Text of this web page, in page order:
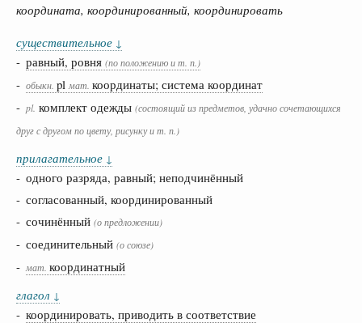
координата, координированный, координировать
существительное ↓
- равный, ровня (по положению и т. п.)
- обыкн. pl мат. координаты; система координат
- pl. комплект одежды (состоящий из предметов, удачно сочетающихся
друг с другом по цвету, рисунку и т. п.)
прилагательное ↓
- одного разряда, равный; неподчинённый
- согласованный, координированный
- сочинённый (о предложении)
- соединительный (о союзе)
- мат. координатный
глагол ↓
- координировать, приводить в соответствие